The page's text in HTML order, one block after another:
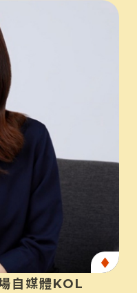
產
自媒體KOL